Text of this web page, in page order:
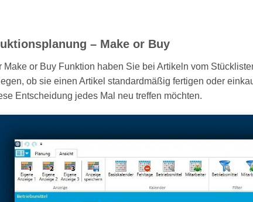
– Make or Buy
Make or Buy Funktion haben Sie bei Artikeln vom
ob sie einen Artikel standardmäßig fertigen oder
Entscheidung jedes Mal neu treffen möchten.